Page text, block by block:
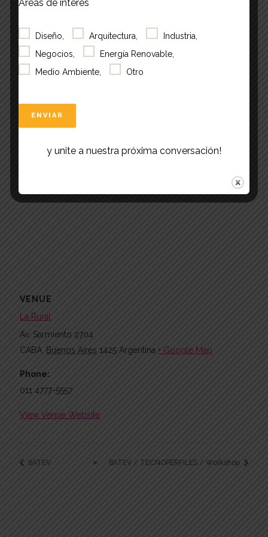
s.com.ar
VENUE
La Rural
Av. Sarmiento 2704
CABA Buenos Aires 1425 Argentina + Google Map
Phone:
011 4777-5557
View Venue Website
BATEV BATEV / TECNOPERFILES / Workshop
Áreas de interés
Diseño, Arquitectura,
Industria,
Negocios,
Energía Renovable,
Medio Ambiente,
Otro
y unite a nuestra próxima conversación!